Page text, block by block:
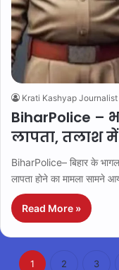
Krati Kashyap Journalist
BiharPolice –
लापता, तलाश
BiharPolice– बिहार के
लापता होने का मामला सामने
Read More »
1 2 3